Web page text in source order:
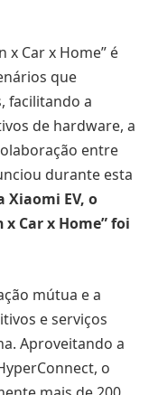
x Car x Home” é
que
facilitando a
de hardware, a
entre
durante esta
Xiaomi EV, o
Car x Home” foi
mútua e a
e serviços
Aproveitando a
o